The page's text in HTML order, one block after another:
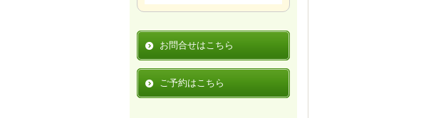
お問合せはこちら
ご予約はこちら